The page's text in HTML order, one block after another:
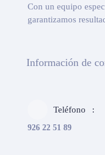
Con un equipo
garantizamos
Información de
Teléfono
926 22 51 89